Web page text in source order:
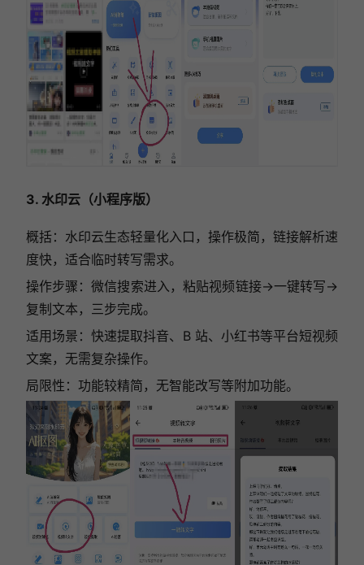
3. 水印云（小程序版）
概括：水印云生态轻量化入口，操作极简，链接解析速
度快，适合临时转写需求。
操作步骤：微信搜索进入，粘贴视频链接→一键转写→
复制文本，三步完成。
适用场景：快速提取抖音、B 站、小红书等平台短视频
文案，无需复杂操作。
局限性：功能较精简，无智能改写等附加功能。